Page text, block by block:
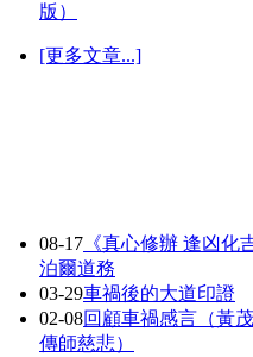
版）
[更多文章...]
08-17 《真心修辦 逢凶化
泊爾道務
03-29車禍後的大道印證
02-08回顧車禍感言（黃
傳師慈悲）